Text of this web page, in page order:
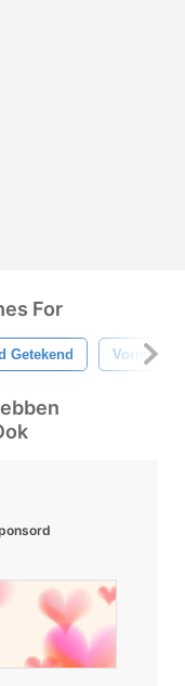
For
Getekend Vormen